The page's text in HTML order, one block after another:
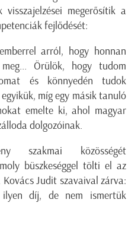
megerősítik a
fejlődését:
arról, hogy honnan
Örülök, hogy tudom
és könnyedén tudok
míg egy másik tanuló
emelte ki, ahol magyar
dolgozóinak.
szakmai közösségét
büszkeséggel tölti el az
Judit szavaival zárva:
díj, de nem ismertük